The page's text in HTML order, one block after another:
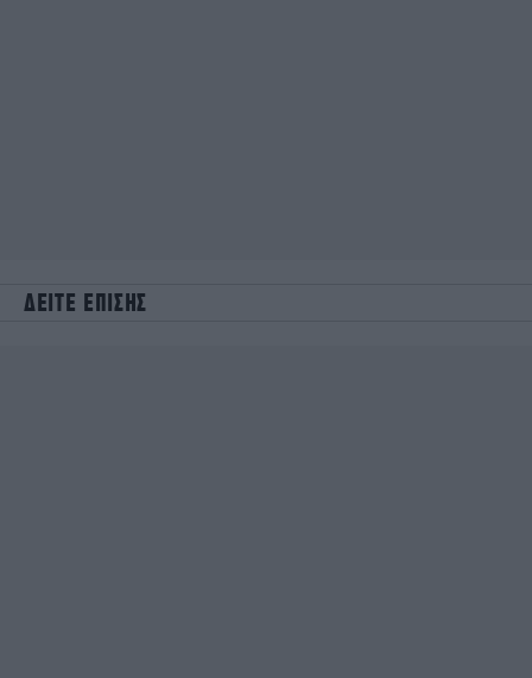
ΔΕΙΤΕ ΕΠΙΣΗΣ